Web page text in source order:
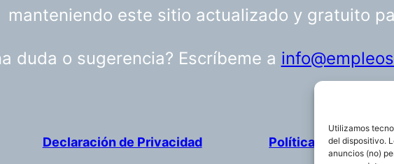
Utilizamos
del dispositivo.
anuncios (no)
manteniendo este sitio actualizado y gratuito
duda o sugerencia? Escríbeme a
Declaración de Privacidad Política de cookies